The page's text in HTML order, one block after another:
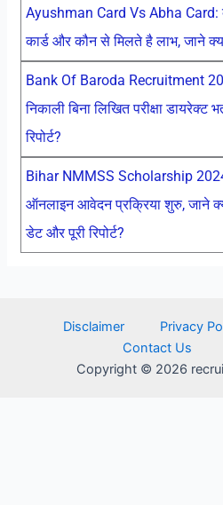
Ayushman Card Vs Abha Card:
कार्ड और कौन से मिलते है लाभ, जाने क्या
Bank Of Baroda Recruitment
निकाली बिना लिखित परीक्षा डायरेक्ट
रिपोर्ट?
Bihar NMMSS Scholarship
ऑनलाइन आवेदन प्रक्रिया शुरु, जाने
डेट और पूरी रिपोर्ट?
Disclaimer Privacy
Contact Us
Copyright © 2026